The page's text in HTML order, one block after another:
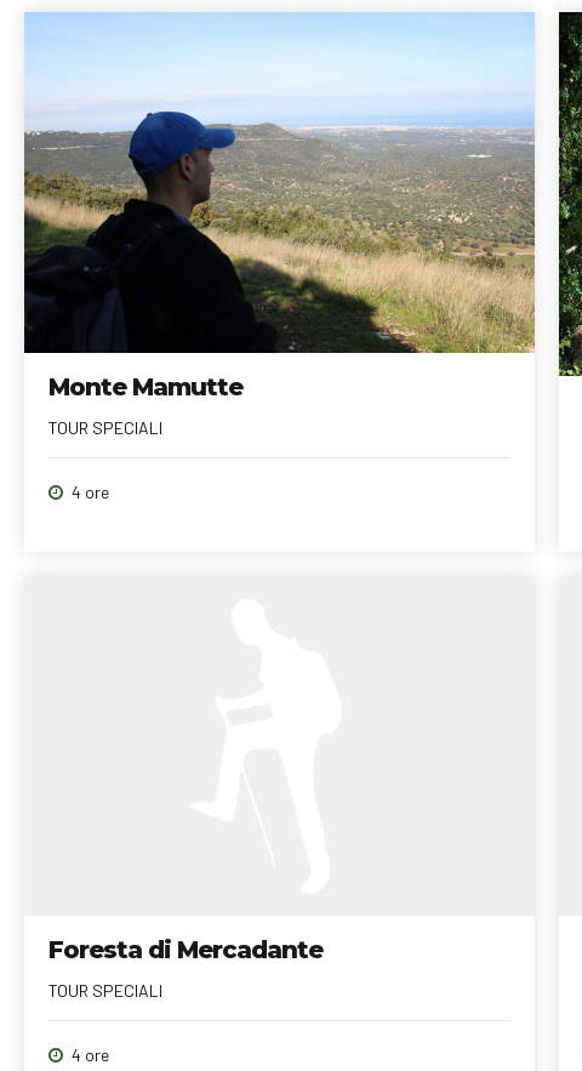
Monte Mamutte
TOUR SPECIALI
4 ore
Foresta di Mercadante
TOUR SPECIALI
4 ore